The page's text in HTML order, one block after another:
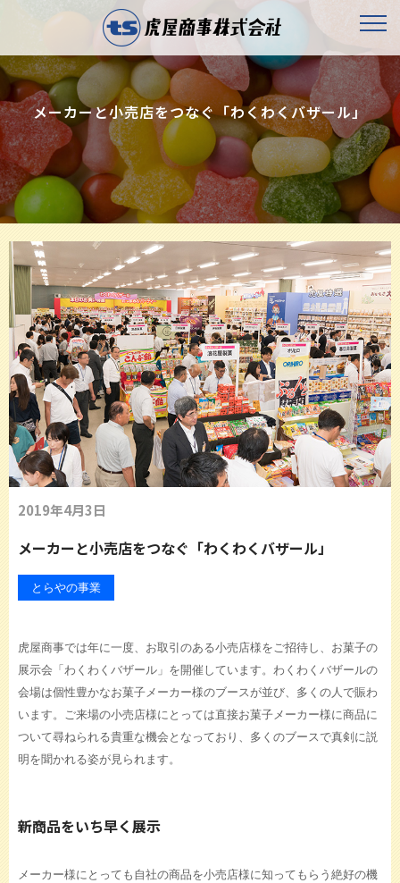
メーカーと小売店をつなぐ「わくわくバザール」
2019年4月3日
メーカーと小売店をつなぐ「わくわくバザール」
とらやの事業
虎屋商事では年に一度、お取引のある小売店様をご招待し、お菓子の
展示会「わくわくバザール」を開催しています。わくわくバザールの
会場は個性豊かなお菓子メーカー様のブースが並び、多くの人で賑わ
います。ご来場の小売店様にとっては直接お菓子メーカー様に商品に
ついて尋ねられる貴重な機会となっており、多くのブースで真剣に説
明を聞かれる姿が見られます。
新商品をいち早く展示
メーカー様にとっても自社の商品を小売店様に知ってもらう絶好の機